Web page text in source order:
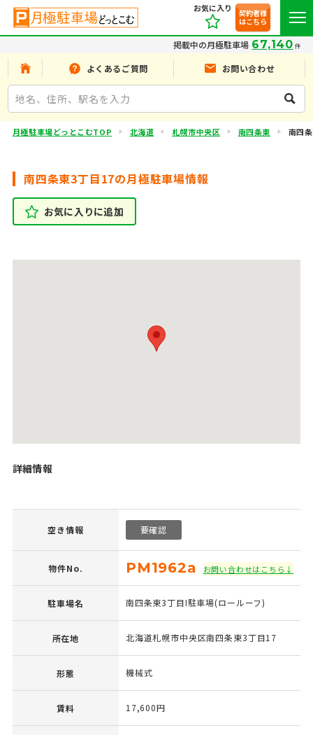
お気に入り
契約者様
はこちら
掲載中の月極駐車場 67,140 件
よくあるご質問 お問い合わせ
月極駐車場どっとこむTOP 北海道 札幌市中央区 南四条東 南四
南四条東3丁目17の月極駐車場情報
お気に入りに追加
詳細情報
空き情報 要確認
物件No. PM1962a お問い合わせはこちら↓
駐車場名 南四条東3丁目I駐車場(ロールーフ)
所在地 北海道札幌市中央区南四条東3丁目17
形態 機械式
賃料 17,600円